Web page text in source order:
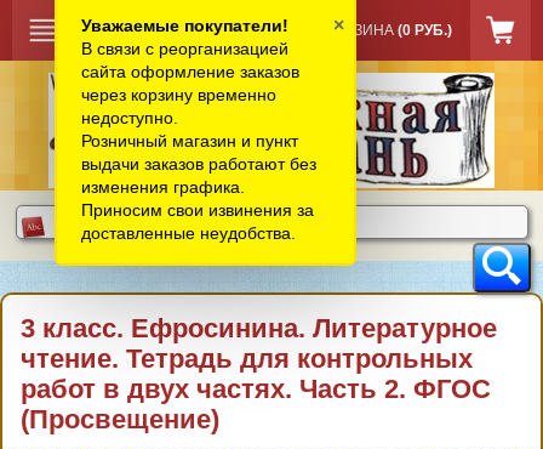
КОРЗИНА (0 РУБ.)
3 класс. Ефросинина. Литературное
чтение. Тетрадь для контрольных
работ в двух частях. Часть 2. ФГОС
(Просвещение)
Уважаемые покупатели!
В связи с реорганизацией
сайта оформление заказов
через корзину временно
недоступно.
Розничный магазин и пункт
выдачи заказов работают без
изменения графика.
Приносим свои извинения за
доставленные неудобства.
×